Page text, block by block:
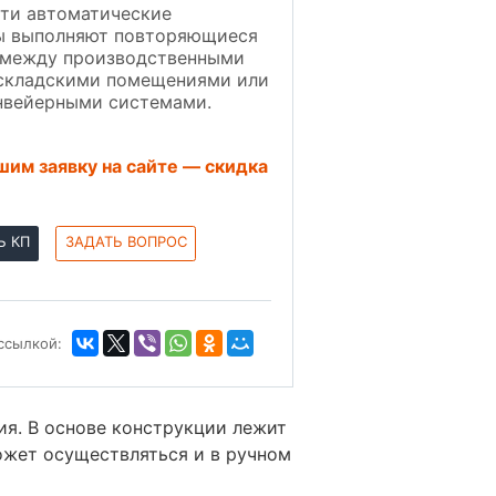
автоматические
выполняют повторяющиеся
производственными
помещениями или
системами.
заявку на сайте — скидка
КП ЗАДАТЬ ВОПРОС
В основе конструкции лежит
осуществляться и в ручном